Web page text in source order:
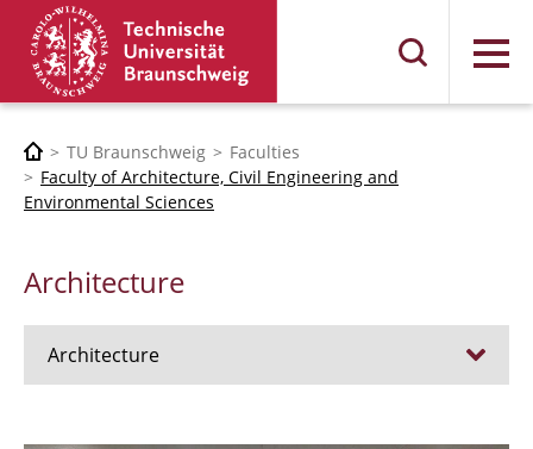
Menu
TU Braunschweig
Faculties
Faculty of Architecture, Civil Engineering and
Environmental Sciences
Architecture
Architecture